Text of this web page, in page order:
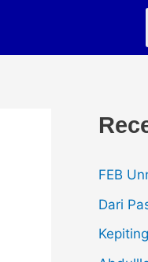
FEB
Dari